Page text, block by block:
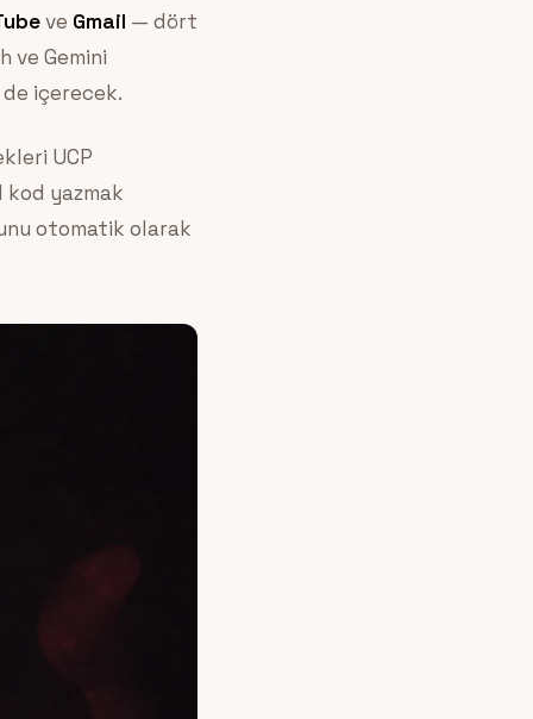
ve Gmail — dört
ve Gemini
de içerecek.
UCP
kod yazmak
otomatik olarak